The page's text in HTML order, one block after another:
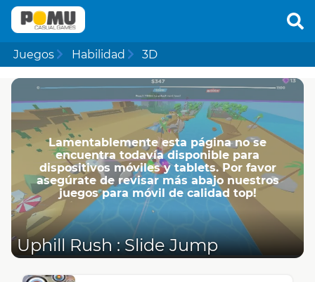
Juegos Habilidad 3D
Lamentablemente esta página no se
encuentra todavía disponible para
dispositivos móviles y tablets. Por favor
asegúrate de revisar más abajo nuestros
juegos para móvil de calidad top!
Uphill Rush : Slide Jump